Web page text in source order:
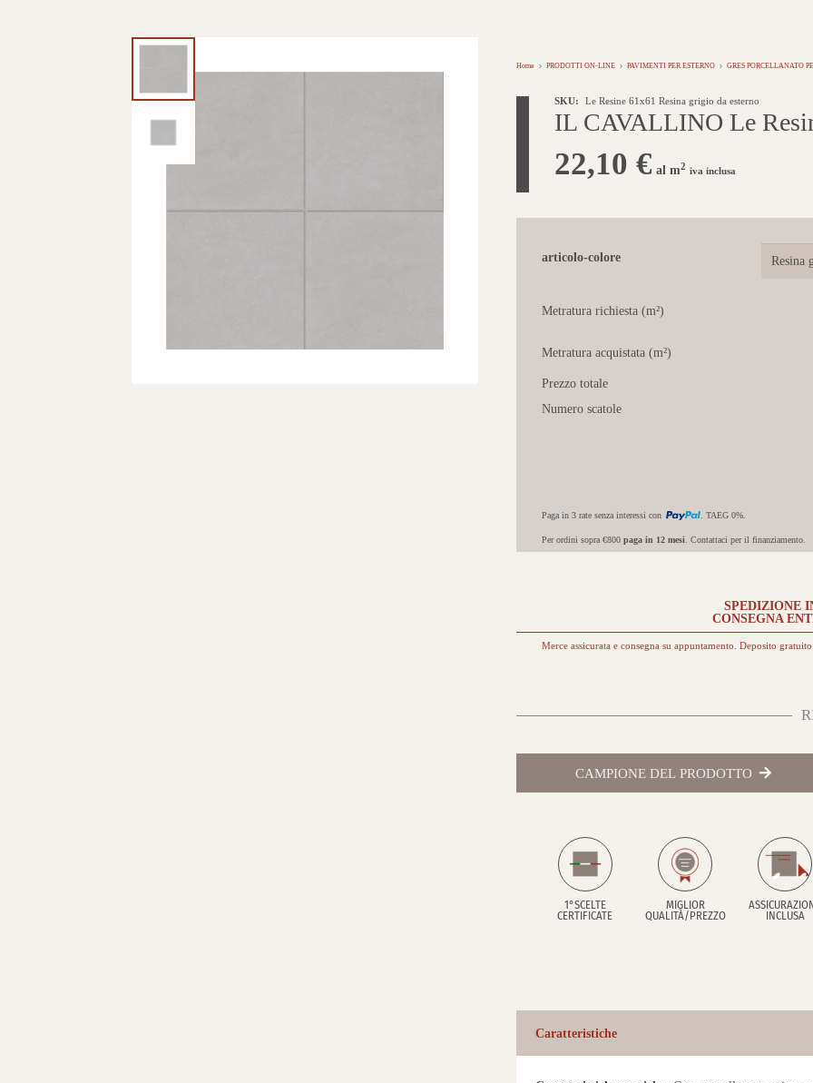
Home PRODOTTI ON-LINE PAVIMENTI PER ESTERNO GRES PORCELLANATO
SKU: Le Resine 61x61 Resina grigio da esterno
IL CAVALLINO Le
22,10 € al m2 iva inclusa
articolo-colore
Metratura richiesta (m²)
Metratura acquistata (m²)
Prezzo totale
Numero scatole
Paga in 3 rate senza interessi con . TAEG 0%.
Per ordini sopra €800 paga in 12 mesi . Contattaci per il finanziamento.
SPEDIZIONE
CONSEGNA
Merce assicurata e consegna su appuntamento. Deposito
CAMPIONE DEL PRODOTTO
1°SCELTE
CERTIFICATE
MIGLIOR
QUALITÀ/PREZZO
INCLUSA
Caratteristiche